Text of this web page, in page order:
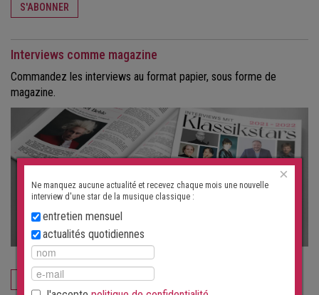
S'ABONNER
Interviews comme magazine
Commandez les interviews au format papier, sous forme de
magazine.
COMMANDEZ MAINTENANT
×
Ne manquez aucune actualité et recevez chaque mois une nouvelle
interview d'une star de la musique classique :
entretien mensuel
actualités quotidiennes